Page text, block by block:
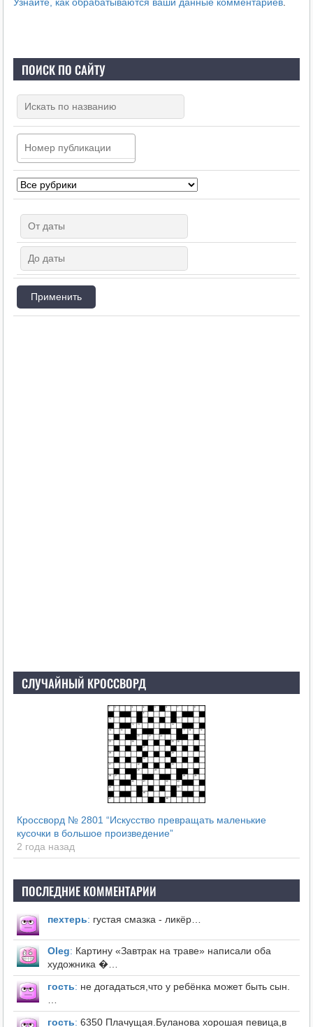
ПОИСК ПО САЙТУ
СЛУЧАЙНЫЙ КРОССВОРД
Кроссворд № 2801 “Искусство превращать маленькие
кусочки в большое произведение”
2 года назад
ПОСЛЕДНИЕ КОММЕНТАРИИ
пехтерь: густая смазка - ликёр…
Оleg: Картину «Завтрак на траве» написали оба
художника �…
гость: не догадаться,что у ребёнка может быть сын.
…
гость: 6350 Плачущая.Буланова хорошая певица,в